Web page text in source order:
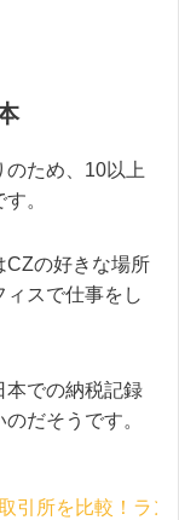
ため、10以上
。
CZの好きな場所
スで仕事をし
本での納税記録
だそうです。
引所を比較！ラン